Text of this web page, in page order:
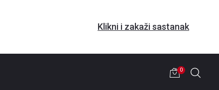
Klikni i zakaži sastanak
0